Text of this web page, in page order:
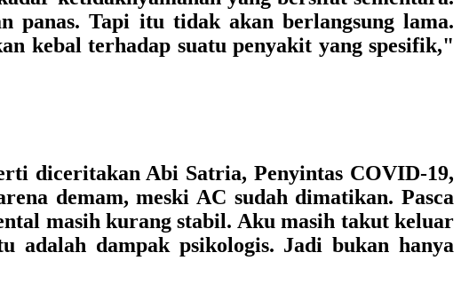
panas. Tapi itu tidak akan berlangsung lama.
kebal terhadap suatu penyakit yang spesifik,"
diceritakan Abi Satria, Penyintas COVID-19,
demam, meski AC sudah dimatikan. Pasca
masih kurang stabil. Aku masih takut keluar
adalah dampak psikologis. Jadi bukan hanya